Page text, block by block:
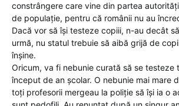
constrângere care vine din partea
de populație, pentru că românii nu au
Dacă vor să își testeze copiii, n-au decât
urmă, nu statul trebuie să aibă grijă de
înșine.
Oricum, va fi nebunie curată să se testeze
început de an școlar. O nebunie mai mare
toți profesorii mergeau la poliție să își ia o